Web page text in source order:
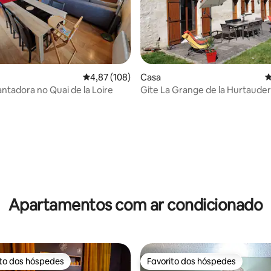
de 5 em 5 estrelas, 7avaliações
Classificação média de 4,87 em 5 estrelas,
4,87 (108)
no Quai de la Loire
Casa
Gite La Grange de la
Apartamentos com ar condicionado
dos hóspedes mais apreciados
dos hóspedes Favorito dos hóspedes
Favorito dos hóspedes